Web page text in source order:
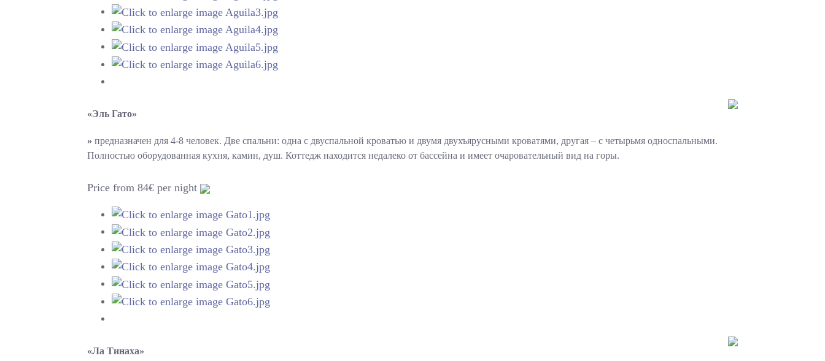
«Эль Гато»
»предназначен для 4-8 человек. Две спальни: одна с двуспальной кроватью и двумя двухъярусными кроватями, другая – с четырьмя односпальными.
Полностью оборудованная кухня, камин, душ. Коттедж находится недалеко от бассейна и имеет очаровательный вид на горы.
Price from 84€ per night
«Ла Тинаха»